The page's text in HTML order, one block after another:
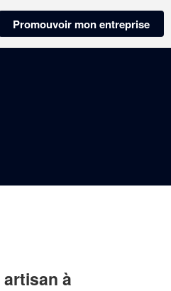
Promouvoir mon entreprise
à